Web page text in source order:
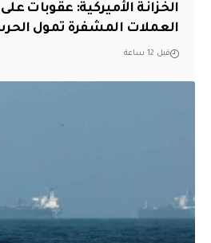
الخزانة الأميركية: عقوبات
العملات المشفرة تمول الحرس
قبل 12 ساعة